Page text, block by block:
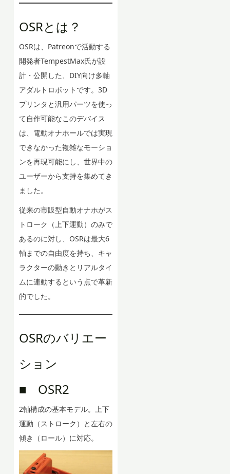
OSRとは？
OSRは、Patreonで活動する
開発者TempestMax氏が設
計・公開した、DIY向け多軸
アダルトロボットです。3D
プリンタと汎用パーツを使っ
て自作可能なこのデバイス
は、電動オナホールでは実現
できなかった複雑なモーショ
ンを再現可能にし、世界中の
ユーザーから支持を集めてき
ました。
従来の市販型自動オナホがス
トローク（上下運動）のみで
あるのに対し、OSRは最大6
軸までの自由度を持ち、キャ
ラクターの動きとリアルタイ
ムに連動するという点で革新
的でした。
OSRのバリエー
ション
■ OSR2
2軸構成の基本モデル。上下
運動（ストローク）と左右の
傾き（ロール）に対応。